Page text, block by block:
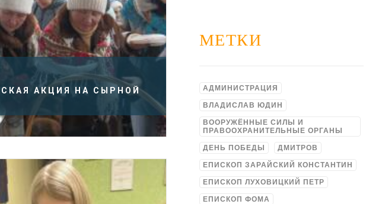
АКЦИЯ НА СЫРНОЙ
МЕТКИ
АДМИНИСТРАЦИЯ
ВЛАДИСЛАВ ЮДИН
ВООРУЖЁННЫЕ СИЛЫ И
ПРАВООХРАНИТЕЛЬНЫЕ ОРГАНЫ
ДЕНЬ ПОБЕДЫ ДМИТРОВ
ЕПИСКОП ЗАРАЙСКИЙ КОНСТАНТИН
ЕПИСКОП ЛУХОВИЦКИЙ ПЕТР
ЕПИСКОП ФОМА